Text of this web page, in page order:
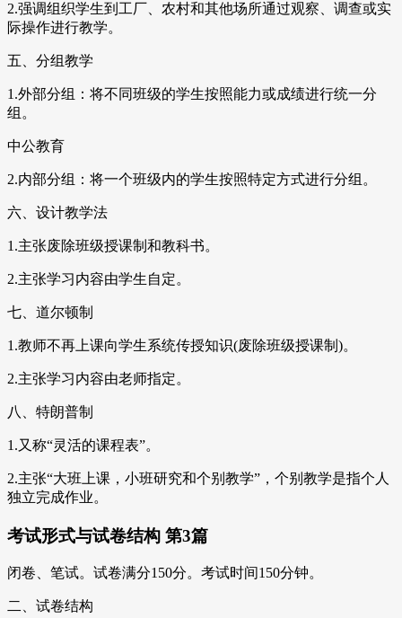
2.强调组织学生到工厂、农村和其他场所通过观察、调查或实
际操作进行教学。
五、分组教学
1.外部分组：将不同班级的学生按照能力或成绩进行统一分
组。
中公教育
2.内部分组：将一个班级内的学生按照特定方式进行分组。
六、设计教学法
1.主张废除班级授课制和教科书。
2.主张学习内容由学生自定。
七、道尔顿制
1.教师不再上课向学生系统传授知识(废除班级授课制)。
2.主张学习内容由老师指定。
八、特朗普制
1.又称“灵活的课程表”。
2.主张“大班上课，小班研究和个别教学”，个别教学是指个人
独立完成作业。
考试形式与试卷结构 第3篇
闭卷、笔试。试卷满分150分。考试时间150分钟。
二、试卷结构